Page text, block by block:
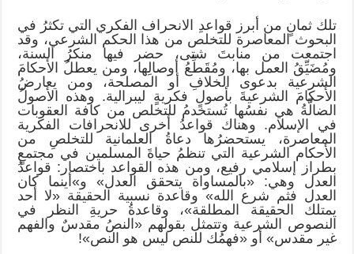
تلك ثمانٍ من أبرز قواعدِ الانحراف الفكري التي تكثرُ في
البحوث المعاصرة للتخلص من هذا الحكم الشرعي، وقد
اجتمعت من منابتَ شتى، حضر فيها منكرُ السنة،
ومُضَيِّقُ العمل بها، ومُقَطِّعُ أوصالِها، ومن يعطلُ الأحكامَ
الشرعية بدعوى الخلافِ أو المصلحة، ومن يعارضُ
الأحكامَ الشرعيةَ بأصولٍ فكريةٍ ليبرالية. وهذه الأصولُ
الضالَّةُ هي نفسُها تُستخدمُ للتخلص من كافة العقوبات
في الإسلام. وهناك قواعدُ أخرى للانحرافات الفكرية
المعاصرة، يستحضرُها دعاةُ العلمانية للتخلصِ من
الأحكام الشرعية التي تنظمُ حياةَ المسلمين في مجتمعٍ
بطراز إسلامي رفيع، ومن هذه القواعد باختصار: قواعدُ
العدل وهي: «بالمساواة يتحقق العدل» و»أينما كان
العدل فثم شرع الله» وقاعدة نسبية الحقيقة «لا أحد
يمتلك الحقيقة المطلقة»، وقاعدةُ حريةِ النظر في
النصوص الشرعية وتتمثل بقولهم «النصُ مقدسٌ والفهم
غير مقدس» أو «فهمُك للنص ليس هو النص»!